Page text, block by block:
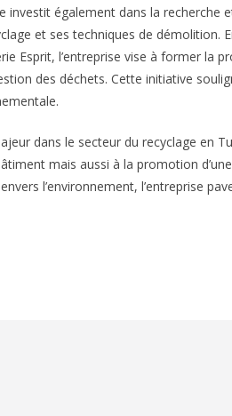
investit également dans la recherche
et ses techniques de démolition.
Esprit, l’entreprise vise à former la
des déchets. Cette initiative
dans le secteur du recyclage en
mais aussi à la promotion
l’environnement, l’entreprise